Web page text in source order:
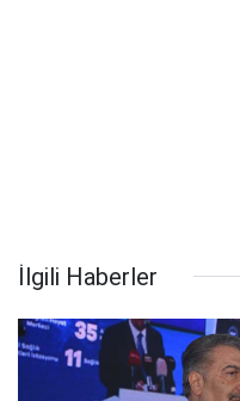
İlgili Haberler